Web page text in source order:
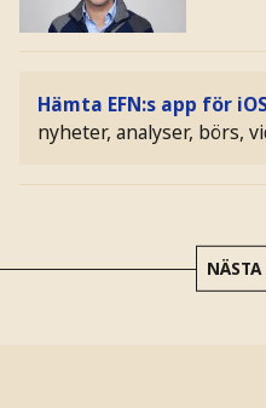
Hämta EFN:s app för
nyheter, analyser, börs,